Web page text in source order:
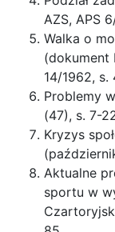
AZS, APS
Walka o
(dokument
14/1962, s.
Problemy
(47), s. 7-
Kryzys
Aktualne
sportu w